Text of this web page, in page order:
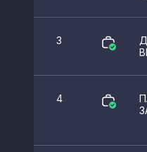
Жданівка
Московське
Харцизьк
Лиман
3
4